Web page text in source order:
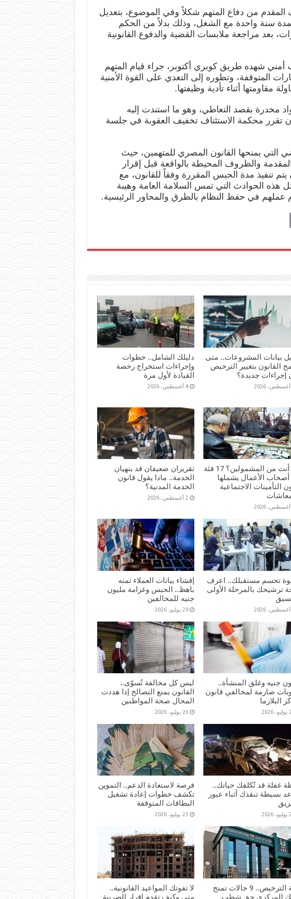
من دفاع المتهم شكلاً وفي الموضوع، بتعديل
سنة واحدة مع الشغل، وذلك بدلاً من الحكم
بعد مراجعة ملابسات القضية والدفوع القانونية
شهده طريق كوبري أكتوبر، جراء قيام المتهم
المتوقفة، وتطوره إلى التعدي على القوة الأمنية
مقاومتها أثناء تأدية وظيفتها.
مخدرة بقصد التعاطي، وهو ما استندت إليه
تقرر محكمة الاستئناف تخفيف العقوبة في جلسة
التي يمنحها القانون المصري للمتهمين، حيث
والظروف المحيطة بالواقعة قبل إقرار
تنفيذ مدة الحبس المقررة وفقاً للقانون، مع
هذه الحوادث التي تمس السلامة العامة وهيبة
عملهم في حفظ النظام بالطرق والمحاور الرئيسية.
ail
بيانات المشروعات.. متى
القانون بتغيير الترخيص
إجراءات جديدة؟
دليلك الشامل.. خطوات
وإجراءات استخراج رخصة
القيادة لأول مرة
4 أغسطس، 2026
هل أنت من المشمولين؟ 17 فئة
الأعمال يشملها
التأمينات الاجتماعية
تقريران ضعيفان قد ينهيان
الخدمة.. ماذا يقول قانون
الخدمة المدنية؟
2 أغسطس، 2026
تحسم مستقبلك.. اعرف
ترشيحك بالمرحلة الأولى
إفشاء بيانات العملاء ثمنه
باهظ.. الحبس وغرامة مليون
جنيه للمخالفين
29 يوليو، 2026
جنيه وغلق المنشأة..
صارمة لمخالفي قانون
البلازما
ليس كل مخالفة تُسوّى..
القانون يمنع التصالح إذا هددت
المحال صحة المواطنين
26 يوليو، 2026
غفلة قد تُكلفك حياتك..
بسيطة تنقذك أثناء عبور
فرصة لاستعادة الدعم.. التموين
تكشف خطوات إعادة تشغيل
البطاقات المتوقفة
23 يوليو، 2026
هاية الترخيص.. 9 حالات تمنح
المركزي حق شطب
لا تفوتك المواعيد القانونية..
متى وكيف تقدم إقرار الضريبة